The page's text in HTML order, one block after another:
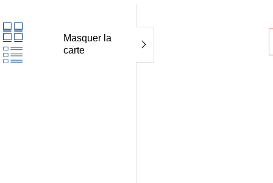
Masquer la
carte